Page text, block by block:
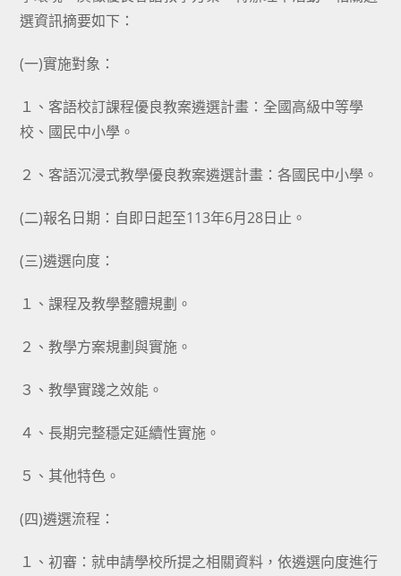
選資訊摘要如下：
(一)實施對象：
１、客語校訂課程優良教案遴選計畫：全國高級中等學
校、國民中小學。
２、客語沉浸式教學優良教案遴選計畫：各國民中小學。
(二)報名日期：自即日起至113年6月28日止。
(三)遴選向度：
１、課程及教學整體規劃。
２、教學方案規劃與實施。
３、教學實踐之效能。
４、長期完整穩定延續性實施。
５、其他特色。
(四)遴選流程：
１、初審：就申請學校所提之相關資料，依遴選向度進行